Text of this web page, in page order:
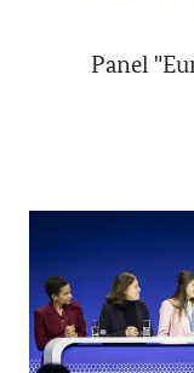
Panel